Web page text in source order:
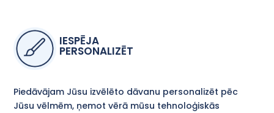
IESPĒJA
PERSONALIZĒT
Piedāvājam Jūsu izvēlēto dāvanu personalizēt pēc
Jūsu vēlmēm, ņemot vērā mūsu tehnoloģiskās